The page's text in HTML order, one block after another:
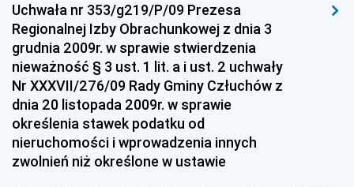
Dziennik Urzędowy Ministra Pracy i Polityki
Społecznej
Dziennik Urzędowy Ministra Transportu, Budownictwa
i Gospodarki Morskiej
Dziennik Urzędowy Ministra Rozwoju i Technologii
Dziennik Urzędowy Ministra Spraw Zagranicznych
Dziennik Urzędowy Centralnego Biura
Uchwała nr 353/g219/P/09 Prezesa
Regionalnej Izby Obrachunkowej z dnia 3
grudnia 2009r. w sprawie stwierdzenia
nieważność § 3 ust. 1 lit. a i ust. 2 uchwały
Nr XXXVII/276/09 Rady Gminy Człuchów z
dnia 20 listopada 2009r. w sprawie
określenia stawek podatku od
nieruchomości i wprowadzenia innych
zwolnień niż określone w ustawie